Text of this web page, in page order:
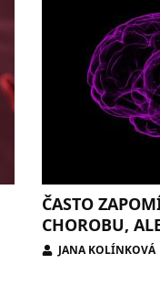
ČASTO
CHOROBU,
JANA KOLÍNKOVÁ